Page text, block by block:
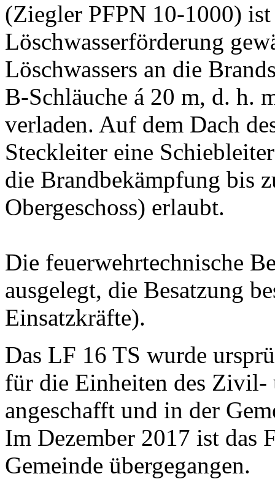
(Ziegler PFPN 10-1000) ist
Löschwasserförderung
Löschwassers an die
B-Schläuche á 20 m, d. h.
verladen. Auf dem Dach
Steckleiter eine
die Brandbekämpfung bis
Obergeschoss) erlaubt.
Die feuerwehrtechnische
ausgelegt, die Besatzung
Einsatzkräfte).
Das LF 16 TS wurde
für die Einheiten des Zivil-
angeschafft und in der
Im Dezember 2017 ist das
Gemeinde übergegangen.